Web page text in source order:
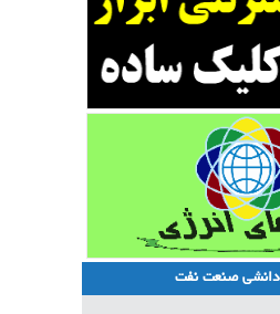
دانشی صنعت نفت